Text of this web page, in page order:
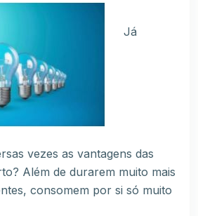
Já
vezes as vantagens das
Além de durarem muito mais
consomem por si só muito